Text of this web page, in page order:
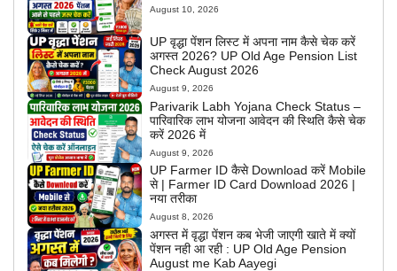
August 10, 2026
UP वृद्धा पेंशन लिस्ट में अपना नाम कैसे चेक करें
अगस्त 2026? UP Old Age Pension List
Check August 2026
August 9, 2026
Parivarik Labh Yojana Check Status –
पारिवारिक लाभ योजना आवेदन की स्थिति कैसे चेक
करें 2026 में
August 9, 2026
UP Farmer ID कैसे Download करें Mobile
से | Farmer ID Card Download 2026 |
नया तरीका
August 8, 2026
अगस्त में वृद्धा पेंशन कब भेजी जाएगी खाते में क्यों
पेंशन नही आ रही : UP Old Age Pension
August me Kab Aayegi